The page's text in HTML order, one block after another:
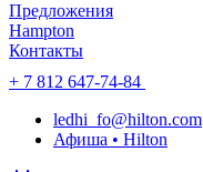
Предложения
Hampton
Контакты
+ 7 812 647-74-84
ledhi_fo@hilton.com
Афиша • Hilton